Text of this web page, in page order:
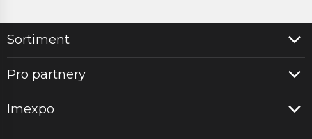
Sortiment
Pro partnery
Imexpo